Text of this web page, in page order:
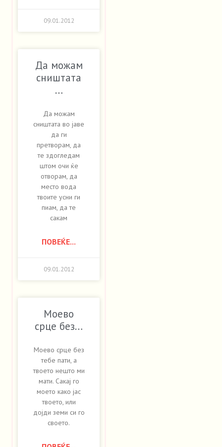
09.01.2012
Да можам
сништата
…
Да можам
сништата во јаве
да ги
претворам, да
те здогледам
штом очи ќе
отворам, да
место вода
твоите усни ги
пиам, да те
сакам
ПОВЕЌЕ...
09.01.2012
Моево
срце без…
Моево срце без
тебе пати, а
твоето нешто ми
мати. Сакај го
моето како јас
твоето, или
дојди земи си го
своето.